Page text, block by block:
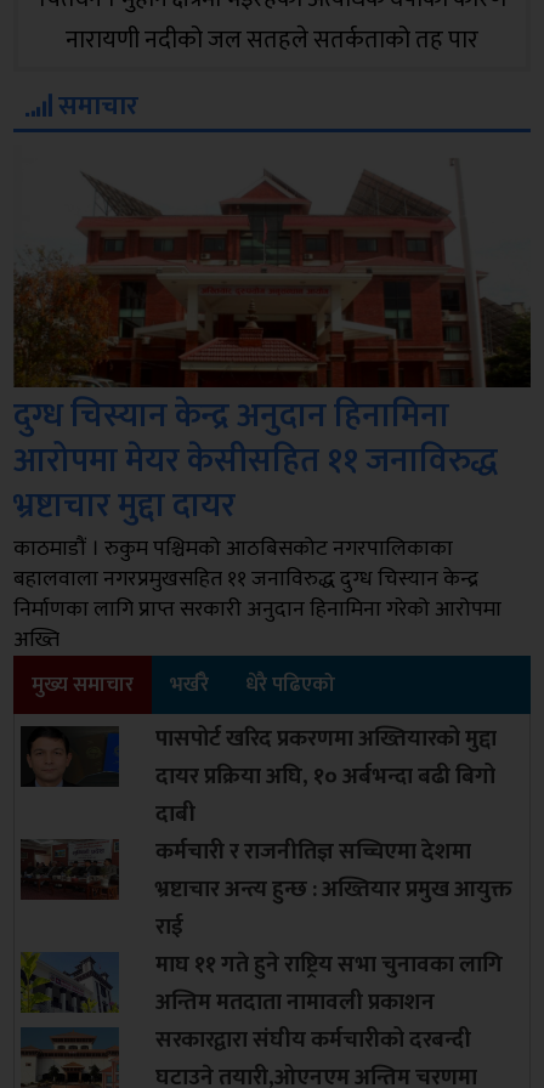
नारायणी नदीको जल सतहले सतर्कताको तह पार
छैन । तर, नारायणी नदीको मुहान क्षेत्र (माथिल्लो तटीय क्षेत्र)
मा लगातार भइरहेका वर्षाका कारण नदीको बहाव एक्कासि
बढेको छ । जिल्ला प्रशासन कार्यालय चितवन र स..
समाचार
दुग्ध चिस्यान केन्द्र अनुदान हिनामिना
आरोपमा मेयर केसीसहित ११ जनाविरुद्ध
भ्रष्टाचार मुद्दा दायर
काठमाडौं । रुकुम पश्चिमको आठबिसकोट नगरपालिकाका
बहालवाला नगरप्रमुखसहित ११ जनाविरुद्ध दुग्ध चिस्यान केन्द्र
निर्माणका लागि प्राप्त सरकारी अनुदान हिनामिना गरेको आरोपमा
अख्ति
मुख्य समाचार भर्खरै धेरै पढिएको
पासपोर्ट खरिद प्रकरणमा अख्तियारको मुद्दा
दायर प्रक्रिया अघि, १० अर्बभन्दा बढी बिगो
दाबी
कर्मचारी र राजनीतिज्ञ सच्चिएमा देशमा
भ्रष्टाचार अन्त्य हुन्छ : अख्तियार प्रमुख आयुक्त
राई
माघ ११ गते हुने राष्ट्रिय सभा चुनावका लागि
अन्तिम मतदाता नामावली प्रकाशन
सरकारद्वारा संघीय कर्मचारीको दरबन्दी
घटाउने तयारी,ओएनएम अन्तिम चरणमा